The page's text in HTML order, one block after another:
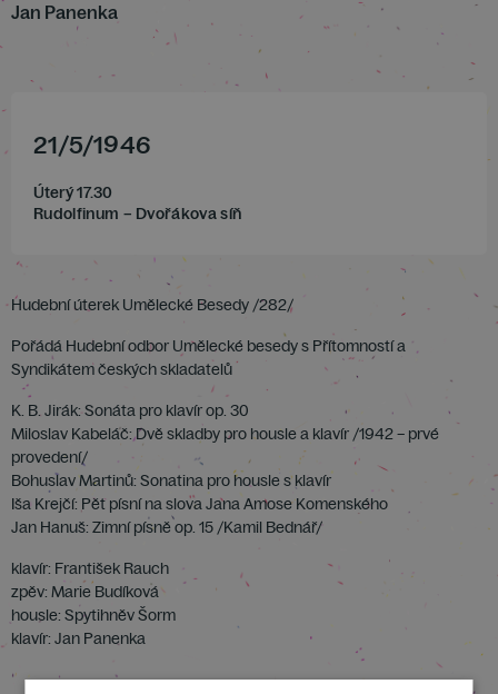
Jan Panenka
21/5/1946
Úterý 17.30
Rudolfinum – Dvořákova síň
Hudební úterek Umělecké Besedy /282/
Pořádá Hudební odbor Umělecké besedy s Přítomností a
Syndikátem českých skladatelů
K. B. Jirák: Sonáta pro klavír op. 30
Miloslav Kabeláč: Dvě skladby pro housle a klavír /1942 – prvé
provedení/
Bohuslav Martinů: Sonatina pro housle s klavír
Iša Krejčí: Pět písní na slova Jana Amose Komenského
Jan Hanuš: Zimní písně op. 15 /Kamil Bednář/
klavír: František Rauch
zpěv: Marie Budíková
housle: Spytihněv Šorm
klavír: Jan Panenka